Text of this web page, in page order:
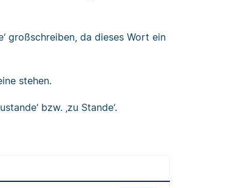
großschreiben, da dieses Wort ein
stehen.
bzw. ‚zu Stande‘.